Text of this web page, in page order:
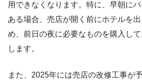
用できなくなります。特に、早朝に
ある場合、売店が開く前にホテルを
め、前日の夜に必要なものを購入し
します。
また、2025年には売店の改修工事が